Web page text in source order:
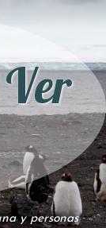
y personas